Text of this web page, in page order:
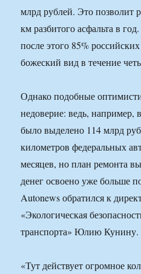
млрд рублей. Это позволит
км разбитого асфальта в
после этого 85%
божеский вид в течение
Однако подобные
недоверие: ведь, например,
было выделено 114 млрд
километров федеральных
месяцев, но план ремонта
денег освоено уже больше
Autonews обратился к
«Экологическая
транспорта» Юлию Кунину.
«Тут действует огромное